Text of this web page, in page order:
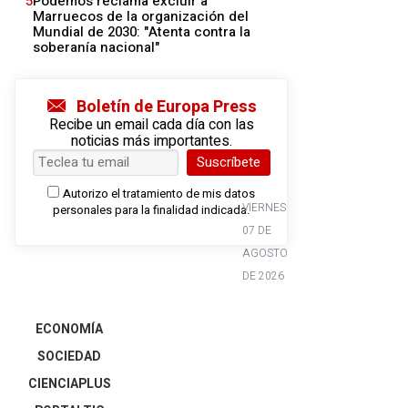
VIERNES
07 DE
AGOSTO
DE 2026
Marruecos de la organización del
Mundial de 2030: "Atenta contra la
soberanía nacional"
Boletín de Europa Press
Recibe un email cada día con las
noticias más importantes.
Suscríbete
Autorizo el tratamiento de mis datos
personales para la finalidad indicada.
ECONOMÍA
SOCIEDAD
CIENCIAPLUS